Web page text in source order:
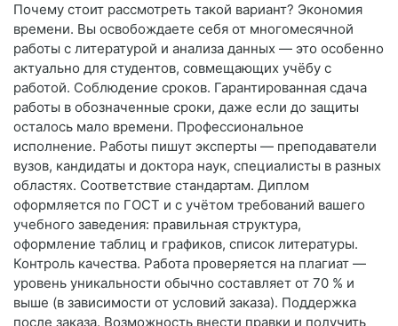
Почему стоит рассмотреть такой вариант? Экономия
времени. Вы освобождаете себя от многомесячной
работы с литературой и анализа данных — это особенно
актуально для студентов, совмещающих учёбу с
работой. Соблюдение сроков. Гарантированная сдача
работы в обозначенные сроки, даже если до защиты
осталось мало времени. Профессиональное
исполнение. Работы пишут эксперты — преподаватели
вузов, кандидаты и доктора наук, специалисты в разных
областях. Соответствие стандартам. Диплом
оформляется по ГОСТ и с учётом требований вашего
учебного заведения: правильная структура,
оформление таблиц и графиков, список литературы.
Контроль качества. Работа проверяется на плагиат —
уровень уникальности обычно составляет от 70 % и
выше (в зависимости от условий заказа). Поддержка
после заказа. Возможность внести правки и получить